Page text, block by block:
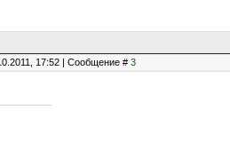
17:52 | Сообщение # 3